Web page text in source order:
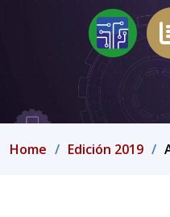
Home Edición 2019